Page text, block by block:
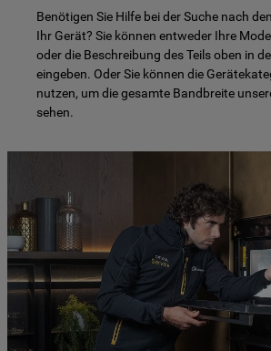
Benötigen Sie Hilfe bei der Suche nach
Ihr Gerät? Sie können entweder Ihre
oder die Beschreibung des Teils oben in
eingeben. Oder Sie können die
nutzen, um die gesamte Bandbreite
sehen.